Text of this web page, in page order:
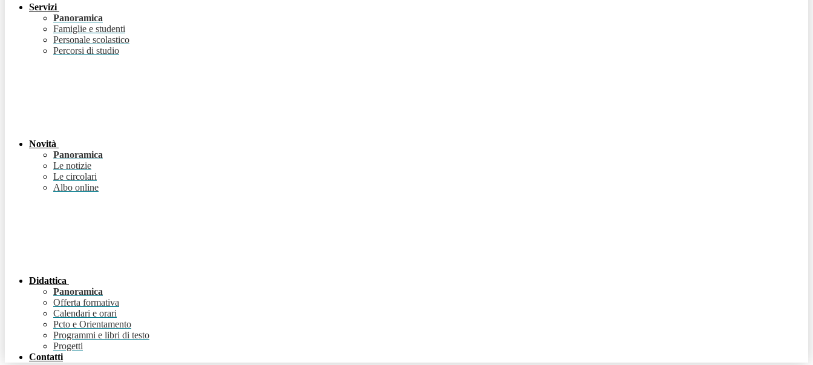
Servizi
Panoramica
Famiglie e studenti
Personale scolastico
Percorsi di studio
Novità
Panoramica
Le notizie
Le circolari
Albo online
Didattica
Panoramica
Offerta formativa
Calendari e orari
Pcto e Orientamento
Programmi e libri di testo
Progetti
Contatti